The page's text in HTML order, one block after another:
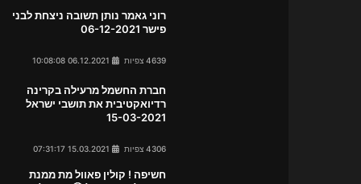
רוני גאמר נותן תשובה ניצחת לבני
פישר 06-12-2021
4639 צפיות
חברת החשמל מרעילה בקרינה
רדיואקטיבית את תושבי ישראל
15-03-2021
4306 צפיות
חשיפה ! קולין פאוול מת ממנת